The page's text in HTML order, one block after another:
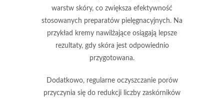
warstw skóry, co zwiększa efektywność
stosowanych preparatów pielęgnacyjnych. Na
przykład kremy nawilżające osiągają lepsze
rezultaty, gdy skóra jest odpowiednio
przygotowana.
Dodatkowo, regularne oczyszczanie porów
przyczynia się do redukcji liczby zaskórników